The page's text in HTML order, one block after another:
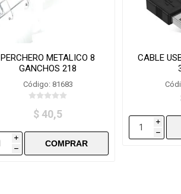
PERCHERO METALICO 8
GANCHOS 218
Código: 81683
$ 40,5
i
h
CABLE
i
h